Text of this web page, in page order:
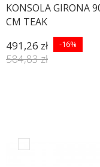
KONSOLA GIRONA
CM TEAK
491,26 zł -16%
584,83 zł